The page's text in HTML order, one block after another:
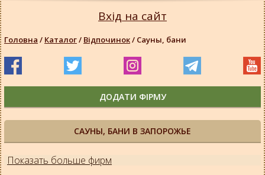
САУНЫ, БАНИ В ЗАПОРОЖЬЕ
Показать больше фирм
Вхід на сайт
Головна / Каталог/ Відпочинок/ Сауны, бани
ДОДАТИ ФІРМУ